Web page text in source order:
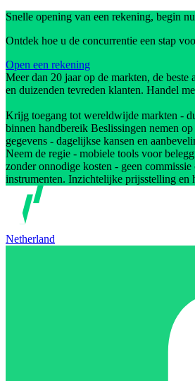
Snelle opening van een rekening, begin
Ontdek hoe u de concurrentie een stap
Open een rekening
Meer dan 20 jaar op de markten, de beste
en duizenden tevreden klanten. Handel
Krijg toegang tot wereldwijde markten -
binnen handbereik Beslissingen nemen
gegevens - dagelijkse kansen en
Neem de regie - mobiele tools voor
zonder onnodige kosten - geen
instrumenten. Inzichtelijke prijsstelling en
Netherland